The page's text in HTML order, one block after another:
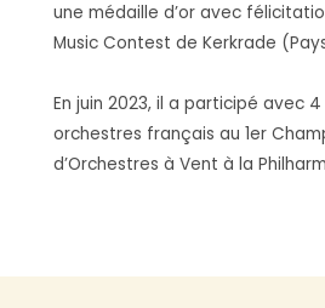
une médaille d’or avec
Music Contest de Kerkrade
En juin 2023, il a participé avec
orchestres français au 1er
d’Orchestres à Vent à la